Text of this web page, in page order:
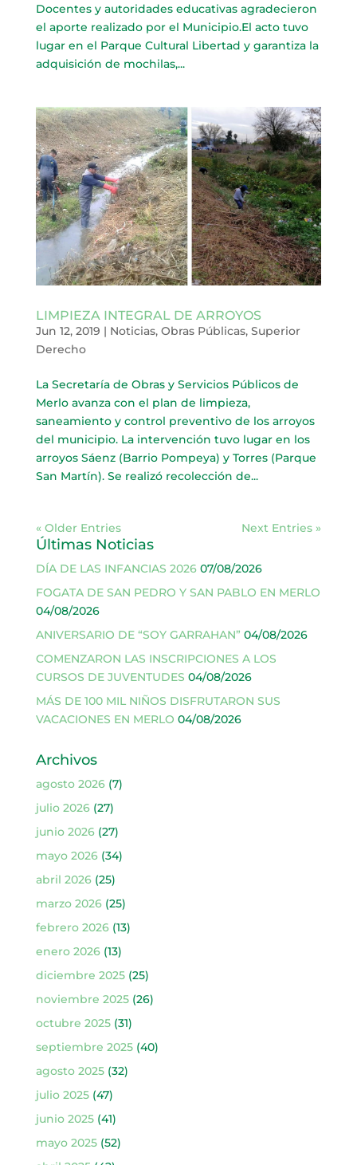
Docentes y autoridades educativas agradecieron
el aporte realizado por el Municipio.El acto tuvo
lugar en el Parque Cultural Libertad y garantiza la
adquisición de mochilas,...
LIMPIEZA INTEGRAL DE ARROYOS
Jun 12, 2019 | Noticias, Obras Públicas, Superior
Derecho
La Secretaría de Obras y Servicios Públicos de
Merlo avanza con el plan de limpieza,
saneamiento y control preventivo de los arroyos
del municipio. La intervención tuvo lugar en los
arroyos Sáenz (Barrio Pompeya) y Torres (Parque
San Martín). Se realizó recolección de...
« Older Entries Next Entries »
Últimas Noticias
DÍA DE LAS INFANCIAS 2026 07/08/2026
FOGATA DE SAN PEDRO Y SAN PABLO EN MERLO
04/08/2026
ANIVERSARIO DE “SOY GARRAHAN” 04/08/2026
COMENZARON LAS INSCRIPCIONES A LOS
CURSOS DE JUVENTUDES 04/08/2026
MÁS DE 100 MIL NIÑOS DISFRUTARON SUS
VACACIONES EN MERLO 04/08/2026
Archivos
agosto 2026(7)
julio 2026(27)
junio 2026(27)
mayo 2026(34)
abril 2026(25)
marzo 2026(25)
febrero 2026(13)
enero 2026(13)
diciembre 2025(25)
noviembre 2025(26)
octubre 2025(31)
septiembre 2025(40)
agosto 2025(32)
julio 2025(47)
junio 2025(41)
mayo 2025(52)